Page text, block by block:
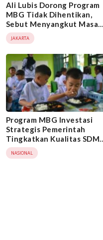
Ali Lubis Dorong Program
MBG Tidak Dihentikan,
Sebut Menyangkut Masa
Depan 62,4 Juta Anak
Indonesia
JAKARTA
Program MBG Investasi
Strategis Pemerintah
Tingkatkan Kualitas SDM
Generasi Muda
NASIONAL